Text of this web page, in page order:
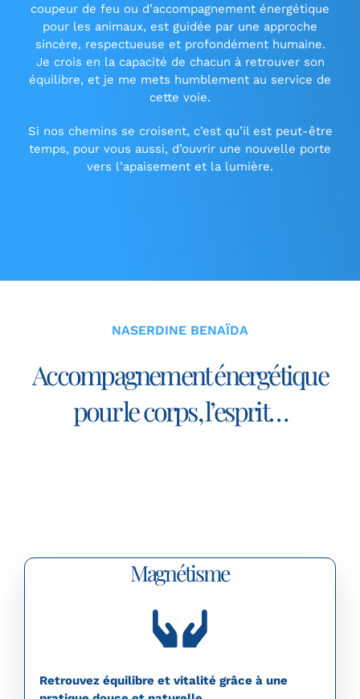
coupeur de feu ou d’accompagnement énergétique
pour les animaux, est guidée par une approche
sincère, respectueuse et profondément humaine.
Je crois en la capacité de chacun à retrouver son
équilibre, et je me mets humblement au service de
cette voie.
Si nos chemins se croisent, c’est qu’il est peut-être
temps, pour vous aussi, d’ouvrir une nouvelle porte
vers l’apaisement et la lumière.
NASERDINE BENAÏDA
Accompagnement énergétique
pour le corps, l’esprit…
Magnétisme
Retrouvez équilibre et vitalité grâce à une